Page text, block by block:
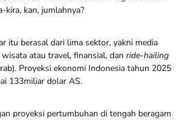
kira, kan, jumlahnya?
itu berasal dari lima sektor, yakni media
atau travel, finansial, dan ride-hailing
Proyeksi ekonomi Indonesia tahun 2025
133miliar dolar AS.
proyeksi pertumbuhan di tengah beragam